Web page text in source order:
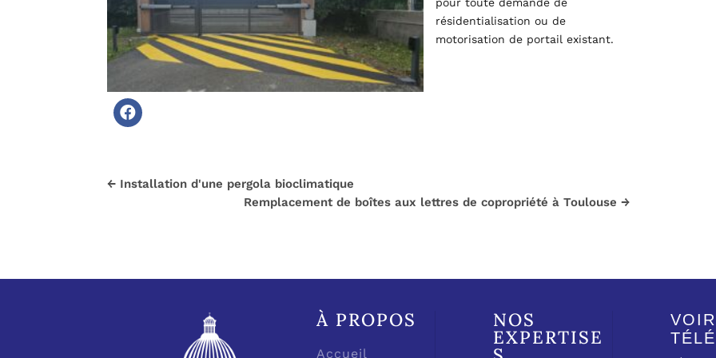
résidentialisation ou de
motorisation de portail existant.
← Installation d'une pergola bioclimatique
Remplacement de boîtes aux lettres de copropriété à Toulouse →
À PROPOS
Accueil
NOS
EXPERTISE